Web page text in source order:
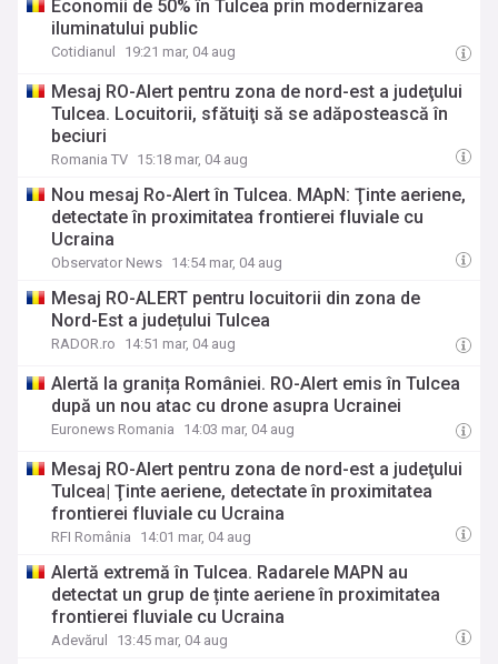
Economii de 50% în Tulcea prin modernizarea
iluminatului public
Cotidianul 19:21 mar, 04 aug
Mesaj RO-Alert pentru zona de nord-est a judeţului
Tulcea. Locuitorii, sfătuiţi să se adăpostească în
beciuri
Romania TV 15:18 mar, 04 aug
Nou mesaj Ro-Alert în Tulcea. MApN: Ţinte aeriene,
detectate în proximitatea frontierei fluviale cu
Ucraina
Observator News 14:54 mar, 04 aug
Mesaj RO-ALERT pentru locuitorii din zona de
Nord-Est a județului Tulcea
RADOR.ro 14:51 mar, 04 aug
Alertă la granița României. RO-Alert emis în Tulcea
după un nou atac cu drone asupra Ucrainei
Euronews Romania 14:03 mar, 04 aug
Mesaj RO-Alert pentru zona de nord-est a judeţului
Tulcea| Ţinte aeriene, detectate în proximitatea
frontierei fluviale cu Ucraina
RFI România 14:01 mar, 04 aug
Alertă extremă în Tulcea. Radarele MAPN au
detectat un grup de ținte aeriene în proximitatea
frontierei fluviale cu Ucraina
Adevărul 13:45 mar, 04 aug